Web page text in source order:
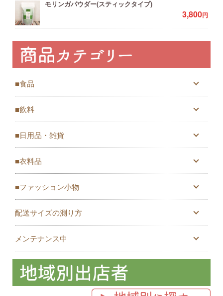
モリンガパウダー(スティックタイプ)
3,800円
■食品
■飲料
■日用品・雑貨
■衣料品
■ファッション小物
配送サイズの測り方
メンテナンス中